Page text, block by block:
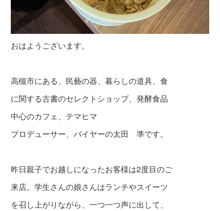
おはようございます。
高槻市にある、民藝の器、暮らしの道具、食
に関する古書のセレクトショップ、発酵食品
中心のカフェ、テマヒマ
プロデューサー、バイヤーの太田 準です。
昨日親子でお越しになったお客様は2度目のご
来店。学生さんの娘さんはランチやスイーツ
を召し上がりながら、一つ一つ声に出して、